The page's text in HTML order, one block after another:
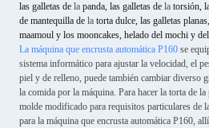
las galletas de la panda, las galletas de la torsión,
de mantequilla de la torta dulce, las galletas
maamoul y los mooncakes, helado del mochi y
La máquina que encrusta automática P160 se
sistema informático para ajustar la velocidad, el
piel y de relleno, puede también cambiar diverso
la comida por la máquina. Para hacer la torta de
molde modificado para requisitos particulares de
para la máquina que encrusta automática P160,